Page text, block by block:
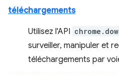
téléchargements
Utilisez l'API
surveiller, manipuler et
téléchargements par